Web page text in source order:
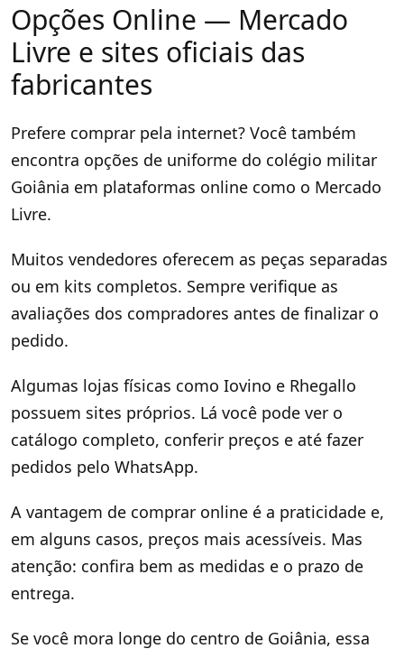
Opções Online — Mercado
Livre e sites oficiais das
fabricantes
Prefere comprar pela internet? Você também
encontra opções de uniforme do colégio militar
Goiânia em plataformas online como o Mercado
Livre.
Muitos vendedores oferecem as peças separadas
ou em kits completos. Sempre verifique as
avaliações dos compradores antes de finalizar o
pedido.
Algumas lojas físicas como Iovino e Rhegallo
possuem sites próprios. Lá você pode ver o
catálogo completo, conferir preços e até fazer
pedidos pelo WhatsApp.
A vantagem de comprar online é a praticidade e,
em alguns casos, preços mais acessíveis. Mas
atenção: confira bem as medidas e o prazo de
entrega.
Se você mora longe do centro de Goiânia, essa